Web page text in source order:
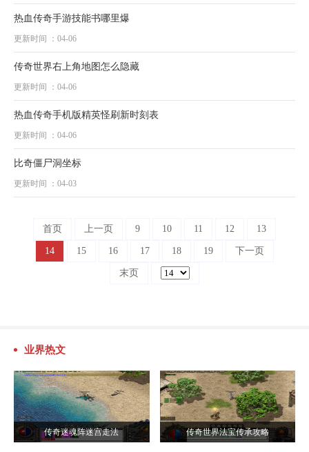
热血传奇手游技能书哪里爆
更新时间 ：04-06
传奇世界右上角地图怎么隐藏
更新时间 ：04-06
热血传奇手机版精英怪刷新时刻表
更新时间 ：04-06
比奇僵尸洞坐标
更新时间 ：04-03
首页 上一页 9 10 11 12 13
14 15 16 17 18 19 下一页
末页
业界热文
传奇迷魂阵迷宫走法 传奇世界法宝传承攻略